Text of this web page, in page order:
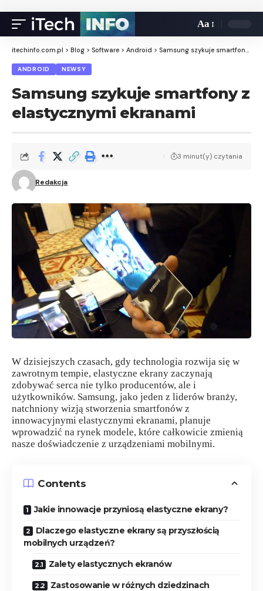
Aa
itechinfo.com.pl > Blog > Software > Android > Samsung szykuje smartfony z elastycznymi ekranami
ANDROID NEWSY
Samsung szykuje smartfony z
elastycznymi ekranami
Redakcja
3 minut(y) czytania
W dzisiejszych czasach, gdy technologia rozwija się w
zawrotnym tempie, elastyczne ekrany zaczynają
zdobywać serca nie tylko producentów, ale i
użytkowników. Samsung, jako jeden z liderów branży,
natchniony wizją stworzenia smartfonów z
innowacyjnymi elastycznymi ekranami, planuje
wprowadzić na rynek modele, które całkowicie zmienią
nasze doświadczenie z urządzeniami mobilnymi.
Contents
Jakie innowacje przyniosą elastyczne ekrany?
Dlaczego elastyczne ekrany są przyszłością
mobilnych urządzeń?
Zalety elastycznych ekranów
Zastosowanie w różnych dziedzinach